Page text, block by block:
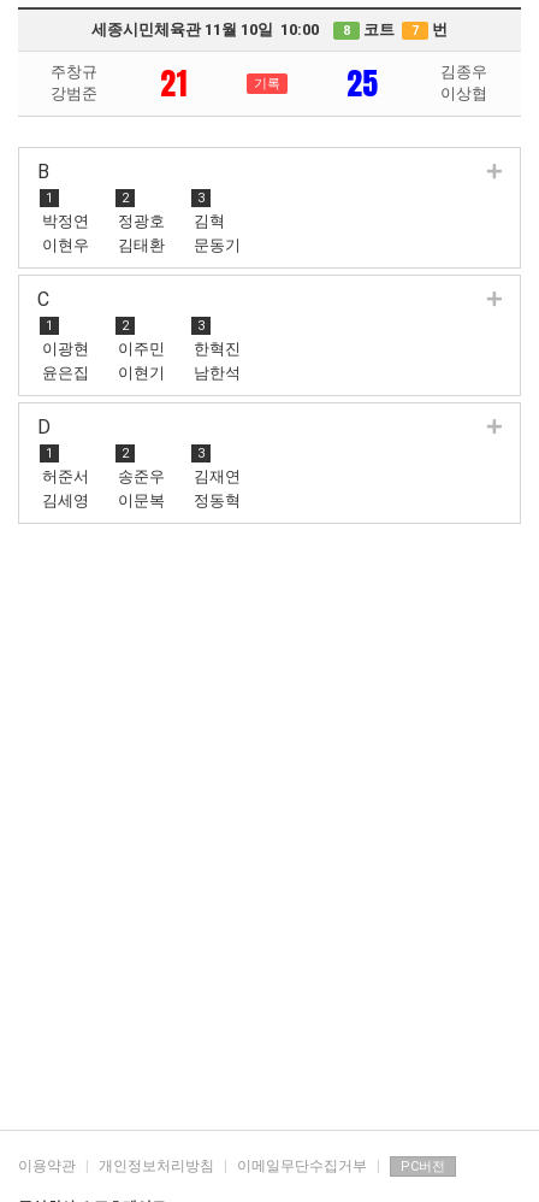
세종시민체육관 11월 10일 10:00 8 코트 7 번
주창규
강범준
21 기록 25
김종우
이상협
B
1
박정연
이현우
2
정광호
김태환
3
김혁
문동기
C
1
이광현
윤은집
2
이주민
이현기
3
한혁진
남한석
D
1
허준서
김세영
2
송준우
이문복
3
김재연
정동혁
이용약관 개인정보처리방침 이메일무단수집거부 PC버전